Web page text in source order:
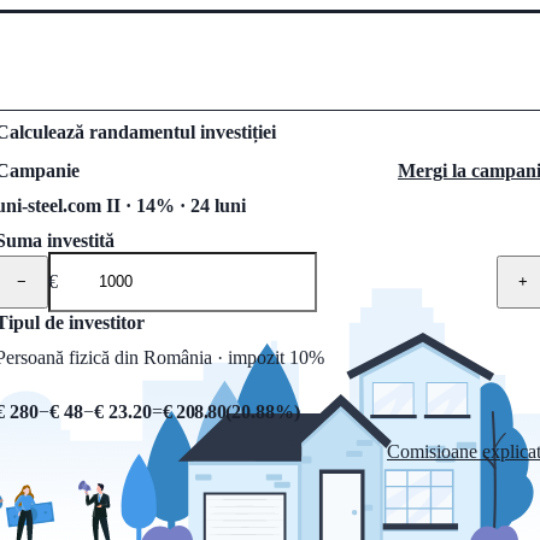
randamentul investiției
Mergi la
steel.com II · 14% · 24 luni
investită
− € +
de investitor
fizică din România · impozit 10%
280−€ 48−€ 23.20=€ 208.80(20.88%)
Comisioane